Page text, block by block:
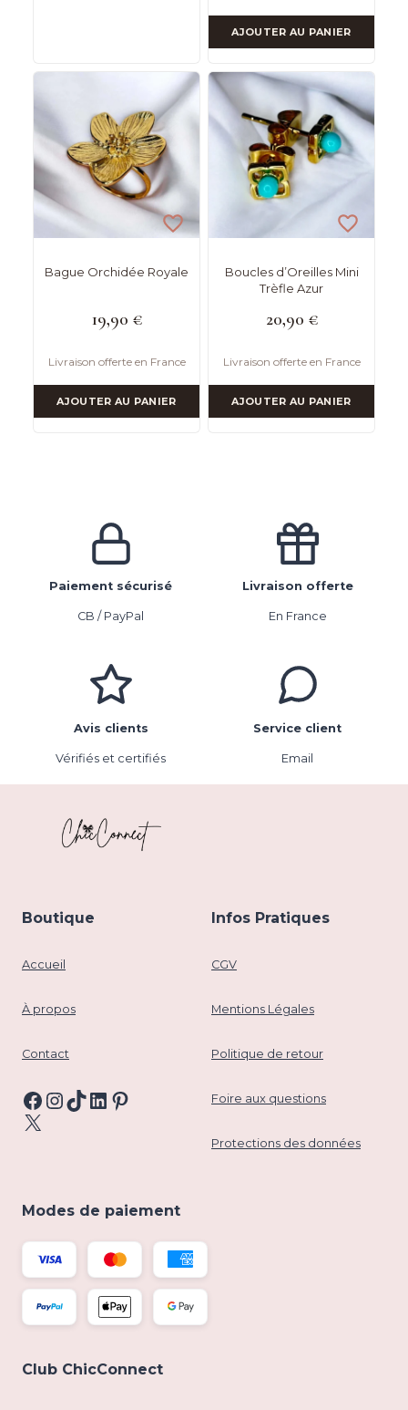
AJOUTER AU PANIER
Bague Orchidée Royale
19,90 €
Livraison offerte en France
AJOUTER AU PANIER
Boucles d’Oreilles Mini
Trèfle Azur
20,90 €
Livraison offerte en France
AJOUTER AU PANIER
Paiement sécurisé
CB / PayPal
Livraison offerte
En France
Avis clients
Vérifiés et certifiés
Service client
Email
Boutique
Accueil
À propos
Contact
Facebook
Instagram
TikTok
LinkedIn
Pinterest
X
Infos Pratiques
CGV
Mentions Légales
Politique de retour
Foire aux questions
Protections des données
Modes de paiement
Club ChicConnect